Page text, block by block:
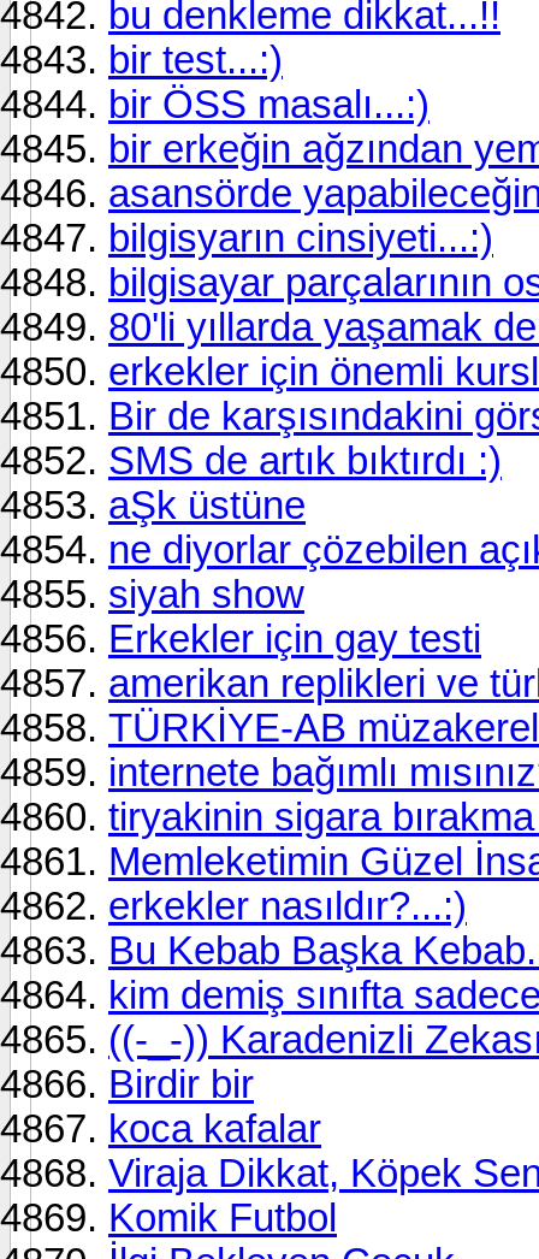
bu denkleme dikkat...!!
bir test...:)
bir ÖSS masalı...:)
bir erkeğin ağzından
asansörde
bilgisyarın cinsiyeti...:)
bilgisayar parçalarının
80'li yıllarda yaşamak
erkekler için önemli
Bir de karşısındakini
SMS de artık bıktırdı :)
aŞk üstüne
ne diyorlar çözebilen
siyah show
Erkekler için gay testi
amerikan replikleri ve
TÜRKİYE-AB
internete bağımlı
tiryakinin sigara
Memleketimin Güzel
erkekler nasıldır?...:)
Bu Kebab Başka
kim demiş sınıfta
((-_-)) Karadenizli
Birdir bir
koca kafalar
Viraja Dikkat, Köpek
Komik Futbol